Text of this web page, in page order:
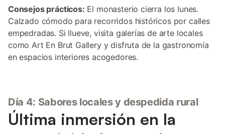
Consejos prácticos: El monasterio cierra los lunes.
Calzado cómodo para recorridos históricos por calles
empedradas. Si llueve, visita galerías de arte locales
como Art En Brut Gallery y disfruta de la gastronomía
en espacios interiores acogedores.
Día 4: Sabores locales y despedida rural
Última inmersión en la